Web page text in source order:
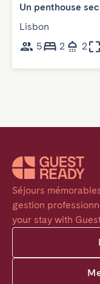
Un penthouse
Lisbon
5
2 2
Séjours
gestion
your stay with